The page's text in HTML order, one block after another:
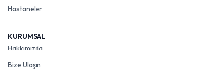
Hastaneler
KURUMSAL
Hakkımızda
Bize Ulaşın